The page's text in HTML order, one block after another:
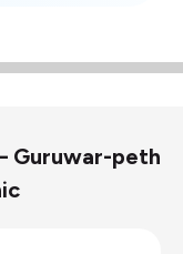
Guruwar-peth